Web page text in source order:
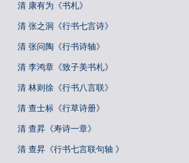
清 康有为《书札》
清 张之洞《行书七言诗》
清 张问陶《行书诗轴》
清 李鸿章《致子美书札》
清 林则徐《行书八言联》
清 查士标《行草诗册》
清 查昇《寿诗一章》
清 查昇《行书七言联句轴 》